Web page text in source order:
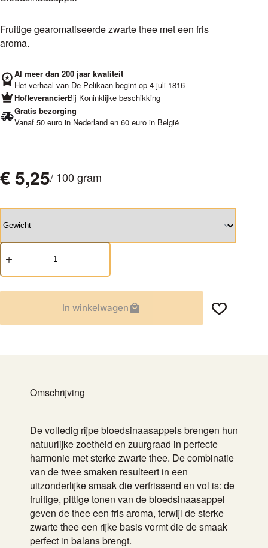
Fruitige gearomatiseerde zwarte thee met een fris
aroma.
Al meer dan 200 jaar kwaliteit
Het verhaal van De Pelikaan begint op 4 juli 1816
HofleverancierBij Koninklijke beschikking
Gratis bezorging
Vanaf 50 euro in Nederland en 60 euro in België
€5,25/ 100 gram
Bloedsinaasappel
aantal
In winkelwagen
Omschrijving
De volledig rijpe bloedsinaasappels brengen hun
natuurlijke zoetheid en zuurgraad in perfecte
harmonie met sterke zwarte thee. De combinatie
van de twee smaken resulteert in een
uitzonderlijke smaak die verfrissend en vol is: de
fruitige, pittige tonen van de bloedsinaasappel
geven de thee een fris aroma, terwijl de sterke
zwarte thee een rijke basis vormt die de smaak
perfect in balans brengt.